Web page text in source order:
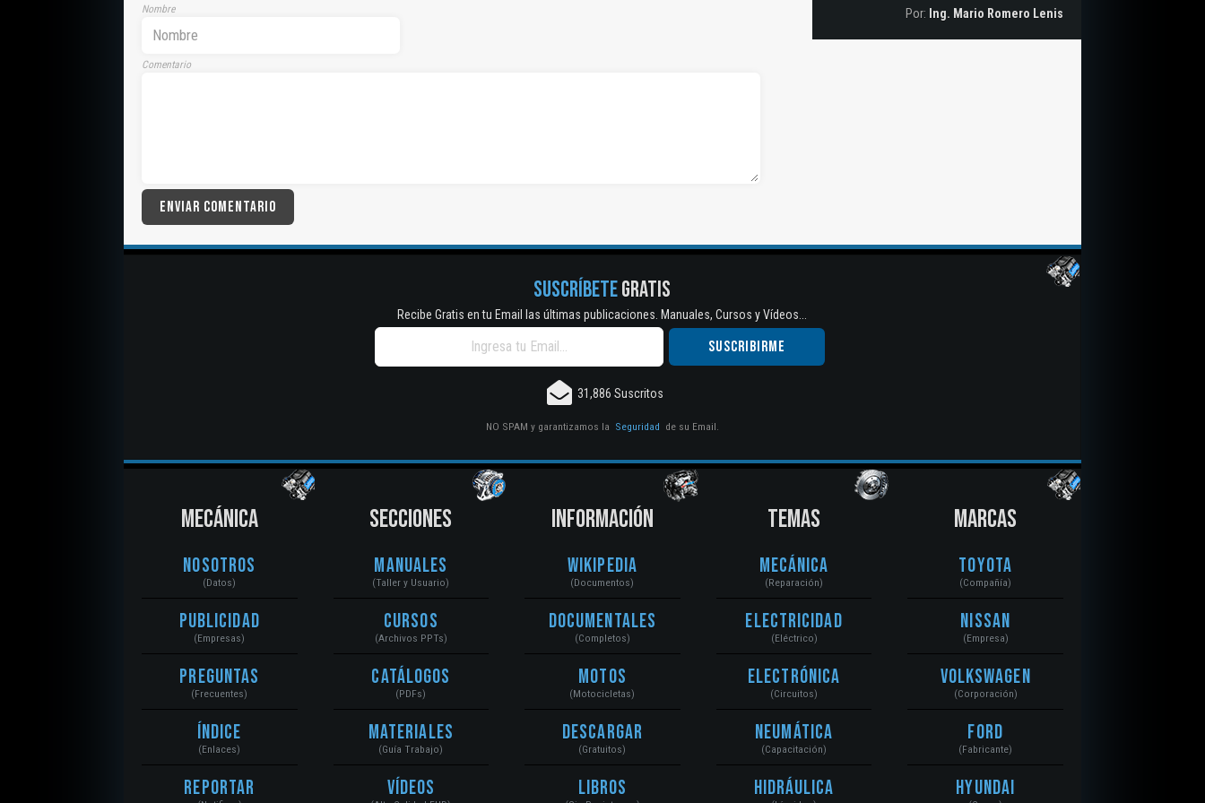
Nombre
Comentario
Por: Ing. Mario Romero Lenis
SUSCRÍBETEGRATIS
Recibe Gratis en tu Email las últimas publicaciones. Manuales, Cursos y Vídeos...
31,886 Suscritos
NO SPAM y garantizamos la Seguridad de su Email.
MECÁNICA
Nosotros
(Datos)
Publicidad
(Empresas)
Preguntas
(Frecuentes)
Índice
(Enlaces)
Reportar
SECCIONES
Manuales
(Taller y Usuario)
Cursos
(Archivos PPTs)
Catálogos
(PDFs)
Materiales
(Guía Trabajo)
Vídeos
INFORMACIÓN
Wikipedia
(Documentos)
Documentales
(Completos)
Motos
(Motocicletas)
Descargar
(Gratuitos)
Libros
TEMAS
Mecánica
(Reparación)
Electricidad
(Eléctrico)
Electrónica
(Circuitos)
Neumática
(Capacitación)
Hidráulica
MARCAS
Toyota
(Compañía)
Nissan
(Empresa)
Volkswagen
(Corporación)
Ford
(Fabricante)
Hyundai